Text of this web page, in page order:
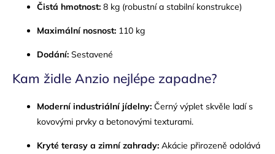
Čistá hmotnost: 8 kg (robustní a stabilní konstrukce)
Maximální nosnost: 110 kg
Dodání: Sestavené
Kam židle Anzio nejlépe zapadne?
Moderní industriální jídelny: Černý výplet skvěle ladí s
kovovými prvky a betonovými texturami.
Kryté terasy a zimní zahrady: Akácie přirozeně odolává